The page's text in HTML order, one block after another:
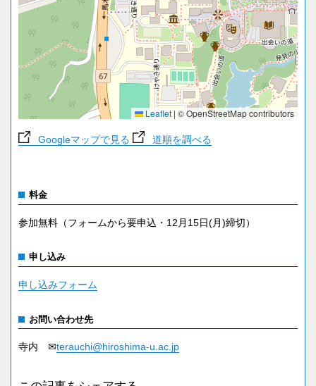
Leaflet | © OpenStreetMap contributors
Googleマップで見る 道順を調べる
料金
参加無料（フォームから要申込・12月15日(月)締切）
申し込み
申し込みフォーム
お問い合わせ先
寺内 ✉terauchi@hiroshima-u.ac.jp